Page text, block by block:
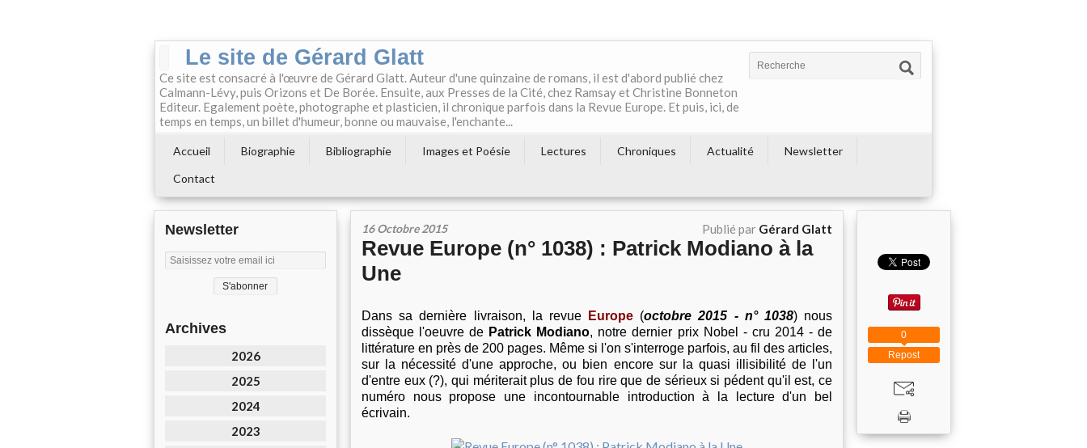
Le site de Gérard Glatt
Ce site est consacré à l'œuvre de Gérard Glatt. Auteur d'une quinzaine de romans, il est d'abord publié chez
Calmann-Lévy, puis Orizons et De Borée. Ensuite, aux Presses de la Cité, chez Ramsay et Christine Bonneton
Editeur. Egalement poète, photographe et plasticien, il chronique parfois dans la Revue Europe. Et puis, ici, de
temps en temps, un billet d'humeur, bonne ou mauvaise, l'enchante...
Accueil Biographie Bibliographie Images et Poésie Lectures Chroniques Actualité
Newsletter
Contact
Newsletter
Archives
2026
2025
2024
2023
16 Octobre 2015 Publié par Gérard Glatt
Revue Europe (n° 1038) : Patrick Modiano à la
Une
Dans sa dernière livraison, la revue Europe (octobre 2015 - n° 1038) nous
dissèque l'oeuvre de Patrick Modiano, notre dernier prix Nobel - cru 2014 - de
littérature en près de 200 pages. Même si l'on s'interroge parfois, au fil des articles,
sur la nécessité d'une approche, ou bien encore sur la quasi illisibilité de l'un
d'entre eux (?), qui mériterait plus de fou rire que de sérieux si pédent qu'il est, ce
numéro nous propose une incontournable introduction à la lecture d'un bel
écrivain.
Repost
0